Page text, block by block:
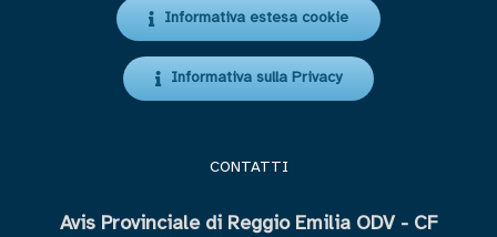
Informativa estesa cookie
Informativa sulla Privacy
CONTATTI
Avis Provinciale di Reggio Emilia ODV - CF